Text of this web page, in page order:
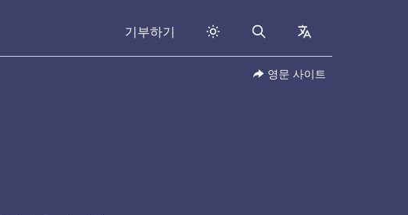
기부하기 Search collapsed
영문 사이트